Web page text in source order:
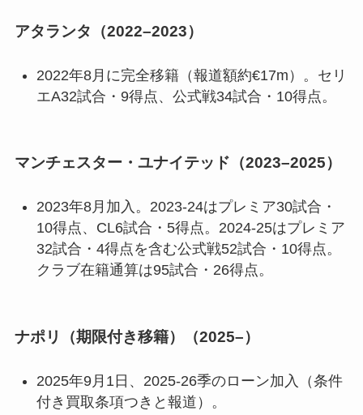
アタランタ（2022–2023）
2022年8月に完全移籍（報道額約€17m）。セリ
エA32試合・9得点、公式戦34試合・10得点。
マンチェスター・ユナイテッド（2023–2025）
2023年8月加入。2023-24はプレミア30試合・
10得点、CL6試合・5得点。2024-25はプレミア
32試合・4得点を含む公式戦52試合・10得点。
クラブ在籍通算は95試合・26得点。
ナポリ（期限付き移籍）（2025–）
2025年9月1日、2025-26季のローン加入（条件
付き買取条項つきと報道）。